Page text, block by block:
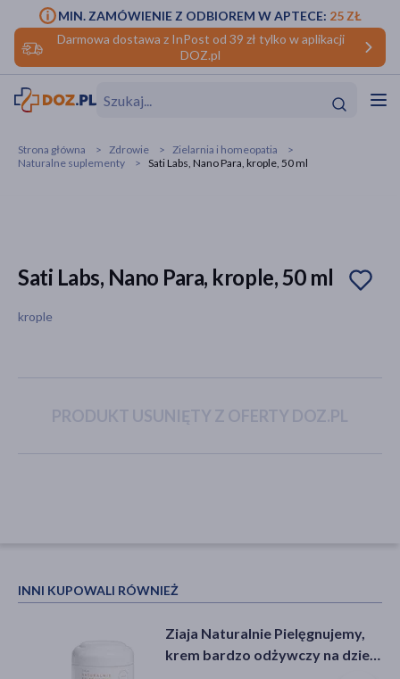
Darmowa dostawa z InPost od 39 zł tylko w aplikacji
DOZ.pl
MIN. ZAMÓWIENIE Z ODBIOREM W APTECE: 25 ZŁ
Strona główna Zdrowie
Zielarnia i homeopatia
Naturalne suplementy
Sati Labs, Nano Para, krople, 50 ml
Sati Labs, Nano Para, krople, 50 ml
krople
PRODUKT USUNIĘTY Z OFERTY DOZ.PL
INNI KUPOWALI RÓWNIEŻ
Ziaja Naturalnie Pielęgnujemy,
krem bardzo odżywczy na dzień